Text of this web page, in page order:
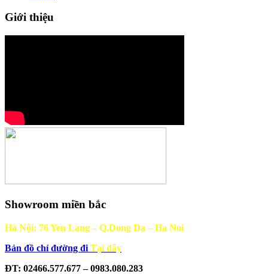
Giới thiệu
Showroom miền bắc
Hà Nội: 76 Yen Lang – Q.Dong Da – Ha Noi
Bản đồ chỉ đường đi Tại đây
ĐT: 02466.577.677 – 0983.080.283